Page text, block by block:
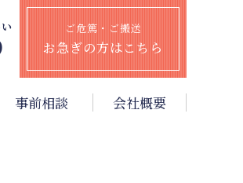
ご危篤・ご搬送
お急ぎの方はこちら
事前相談 会社概要